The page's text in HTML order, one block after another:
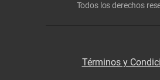
Todos los derechos
Términos y